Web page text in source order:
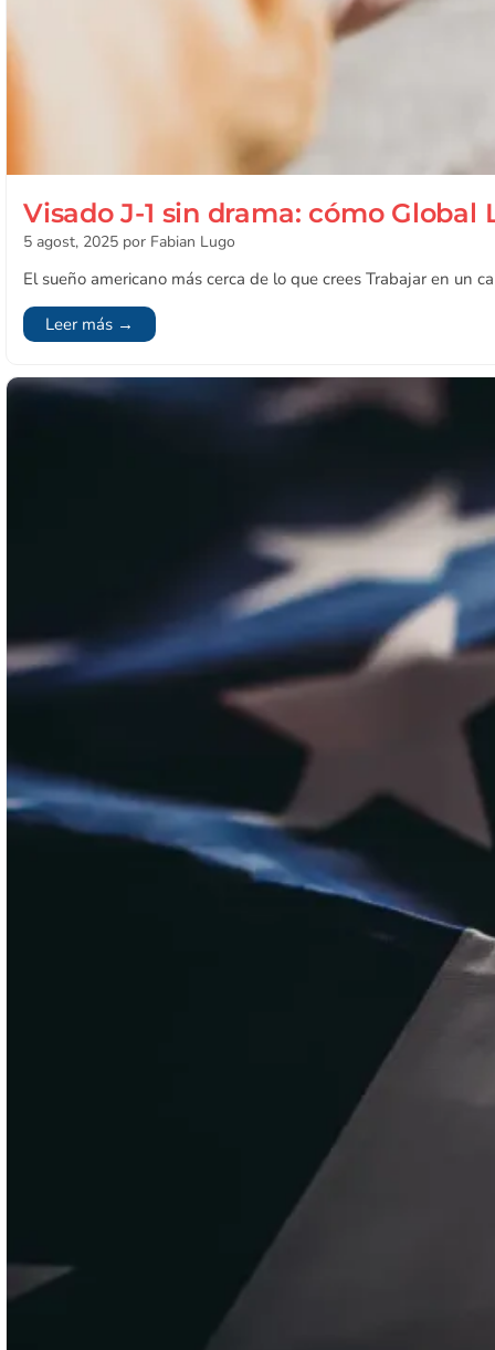
Visado J-1 sin drama: cómo Global
5 agost, 2025 por Fabian Lugo
El sueño americano más cerca de lo que crees Trabajar en un
Leer más →